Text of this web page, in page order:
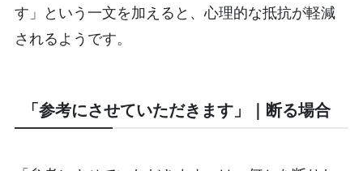
す」という一文を加えると、心理的な抵抗が軽減
されるようです。
「参考にさせていただきます」｜断る場合